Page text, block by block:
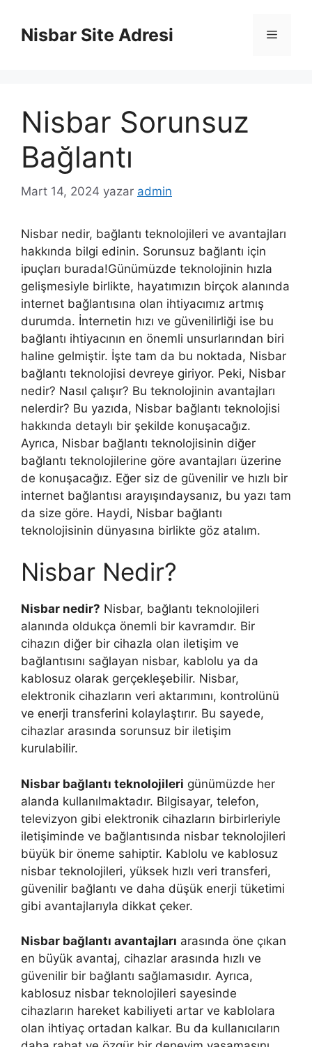
Nisbar Site Adresi Menü
Nisbar Sorunsuz
Bağlantı
Mart 14, 2024 yazar admin
Nisbar nedir, bağlantı teknolojileri ve avantajları
hakkında bilgi edinin. Sorunsuz bağlantı için
ipuçları burada!Günümüzde teknolojinin hızla
gelişmesiyle birlikte, hayatımızın birçok alanında
internet bağlantısına olan ihtiyacımız artmış
durumda. İnternetin hızı ve güvenilirliği ise bu
bağlantı ihtiyacının en önemli unsurlarından biri
haline gelmiştir. İşte tam da bu noktada, Nisbar
bağlantı teknolojisi devreye giriyor. Peki, Nisbar
nedir? Nasıl çalışır? Bu teknolojinin avantajları
nelerdir? Bu yazıda, Nisbar bağlantı teknolojisi
hakkında detaylı bir şekilde konuşacağız.
Ayrıca, Nisbar bağlantı teknolojisinin diğer
bağlantı teknolojilerine göre avantajları üzerine
de konuşacağız. Eğer siz de güvenilir ve hızlı bir
internet bağlantısı arayışındaysanız, bu yazı tam
da size göre. Haydi, Nisbar bağlantı
teknolojisinin dünyasına birlikte göz atalım.
Nisbar Nedir?
Nisbar nedir? Nisbar, bağlantı teknolojileri
alanında oldukça önemli bir kavramdır. Bir
cihazın diğer bir cihazla olan iletişim ve
bağlantısını sağlayan nisbar, kablolu ya da
kablosuz olarak gerçekleşebilir. Nisbar,
elektronik cihazların veri aktarımını, kontrolünü
ve enerji transferini kolaylaştırır. Bu sayede,
cihazlar arasında sorunsuz bir iletişim
kurulabilir.
Nisbar bağlantı teknolojileri günümüzde her
alanda kullanılmaktadır. Bilgisayar, telefon,
televizyon gibi elektronik cihazların birbirleriyle
iletişiminde ve bağlantısında nisbar teknolojileri
büyük bir öneme sahiptir. Kablolu ve kablosuz
nisbar teknolojileri, yüksek hızlı veri transferi,
güvenilir bağlantı ve daha düşük enerji tüketimi
gibi avantajlarıyla dikkat çeker.
Nisbar bağlantı avantajları arasında öne çıkan
en büyük avantaj, cihazlar arasında hızlı ve
güvenilir bir bağlantı sağlamasıdır. Ayrıca,
kablosuz nisbar teknolojileri sayesinde
cihazların hareket kabiliyeti artar ve kablolara
olan ihtiyaç ortadan kalkar. Bu da kullanıcıların